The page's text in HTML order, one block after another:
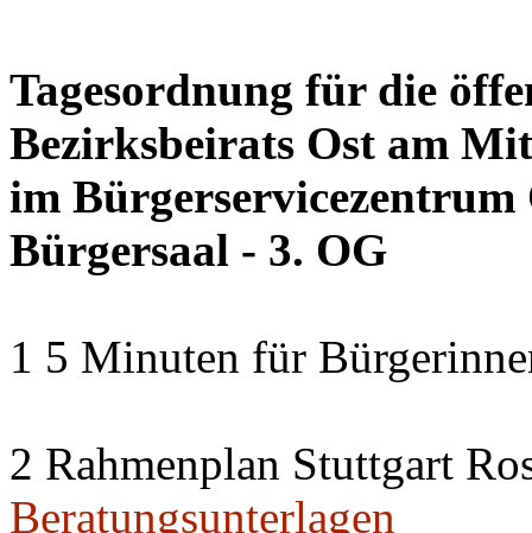
Tagesordnung für die
Bezirksbeirats Ost am
im Bürgerservicezentrum
Bürgersaal - 3. OG
1 5 Minuten für
2 Rahmenplan Stuttgart
Beratungsunterlagen